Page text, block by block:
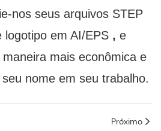
nos seus arquivos STEP
logotipo em AI/EPS , e
mais econômica e
nome em seu trabalho.
Próximo